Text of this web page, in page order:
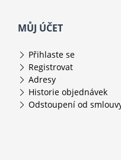
MŮJ ÚČET
Přihlaste se
Registrovat
Adresy
Historie objednávek
Odstoupení od